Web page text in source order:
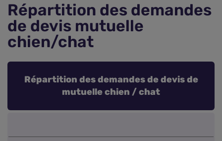
Répartition des demandes
de devis mutuelle
chien/chat
Répartition des demandes de devis de
mutuelle chien / chat